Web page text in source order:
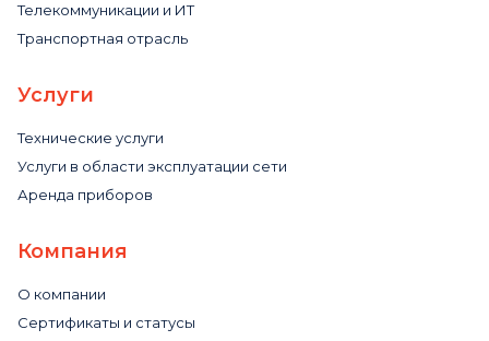
Телекоммуникации и ИТ
Транспортная отрасль
Услуги
Технические услуги
Услуги в области эксплуатации сети
Аренда приборов
Компания
О компании
Сертификаты и статусы